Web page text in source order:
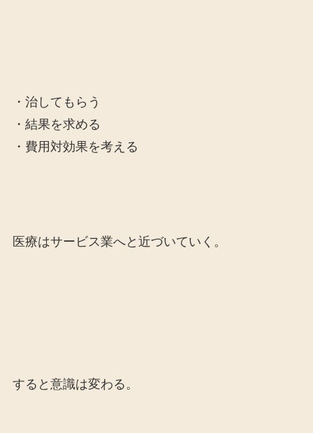
・治してもらう
・結果を求める
・費用対効果を考える
医療はサービス業へと近づいていく。
すると意識は変わる。